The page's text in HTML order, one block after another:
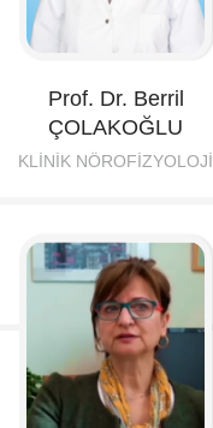
Prof. Dr. Berril
ÇOLAKOĞLU
KLINIK NÖROFIZYOLOJI